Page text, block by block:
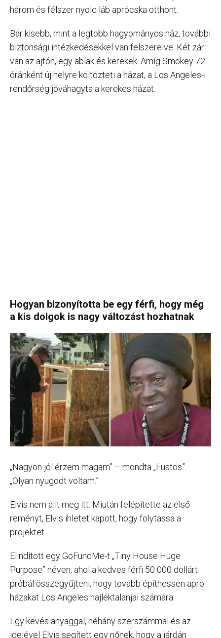
három és félszer nyolc láb aprócska otthont.
Bár kisebb, mint a legtöbb hagyományos ház, további
biztonsági intézkedésekkel van felszerelve. Két zár
van az ajtón, egy ablak és kerekek. Amíg Smokey 72
óránként új helyre költözteti a házat, a Los Angeles-i
rendőrség jóváhagyta a kerekes házat.
Hogyan bizonyította be egy férfi, hogy még
a kis dolgok is nagy változást hozhatnak
„Nagyon jól érzem magam” – mondta „Füstös”.
„Olyan nyugodt voltam.”
Elvis nem állt meg itt. Miután felépítette az első
reményt, Elvis ihletet kapott, hogy folytassa a
projektet.
Elindított egy GoFundMe-t „Tiny House Huge
Purpose” néven, ahol a kedves férfi 50 000 dollárt
próbál összegyűjteni, hogy tovább építhessen apró
házakat Los Angeles hajléktalanjai számára.
Egy kevés anyaggal, néhány szerszámmal és az
idejével Elvis segített egy nőnek, hogy a járdán